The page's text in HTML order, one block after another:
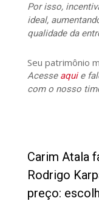
Por isso,
ideal,
qualidade da
Seu patrimônio
Acesse aquie
com o nosso
Carim Atala
Rodrigo
preço: